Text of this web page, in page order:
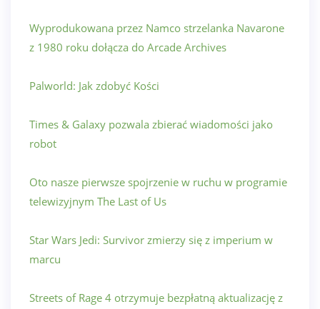
Wyprodukowana przez Namco strzelanka Navarone
z 1980 roku dołącza do Arcade Archives
Palworld: Jak zdobyć Kości
Times & Galaxy pozwala zbierać wiadomości jako
robot
Oto nasze pierwsze spojrzenie w ruchu w programie
telewizyjnym The Last of Us
Star Wars Jedi: Survivor zmierzy się z imperium w
marcu
Streets of Rage 4 otrzymuje bezpłatną aktualizację z